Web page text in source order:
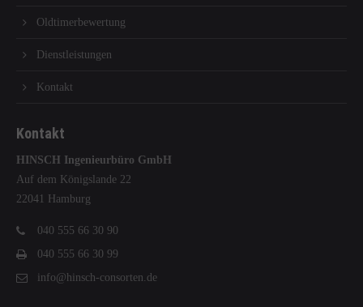
Oldtimerbewertung
Dienstleistungen
Kontakt
Kontakt
HINSCH Ingenieurbüro GmbH
Auf dem Königslande 22
22041 Hamburg
040 555 66 30 90
040 555 66 30 99
info@hinsch-consorten.de